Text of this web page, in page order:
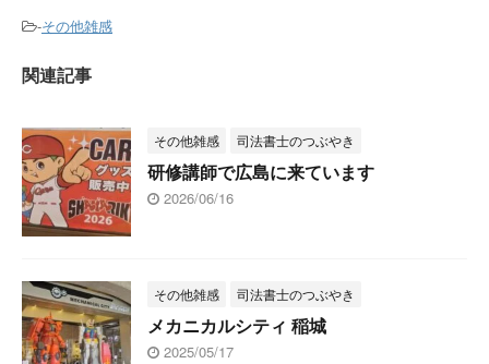
-その他雑感
関連記事
その他雑感 司法書士のつぶやき
研修講師で広島に来ています
2026/06/16
その他雑感 司法書士のつぶやき
メカニカルシティ 稲城
2025/05/17